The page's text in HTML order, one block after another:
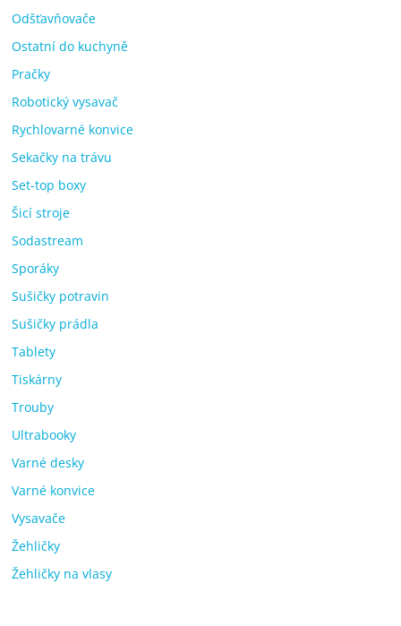
Odšťavňovače
Ostatní do kuchyně
Pračky
Robotický vysavač
Rychlovarné konvice
Sekačky na trávu
Set-top boxy
Šicí stroje
Sodastream
Sporáky
Sušičky potravin
Sušičky prádla
Tablety
Tiskárny
Trouby
Ultrabooky
Varné desky
Varné konvice
Vysavače
Žehličky
Žehličky na vlasy